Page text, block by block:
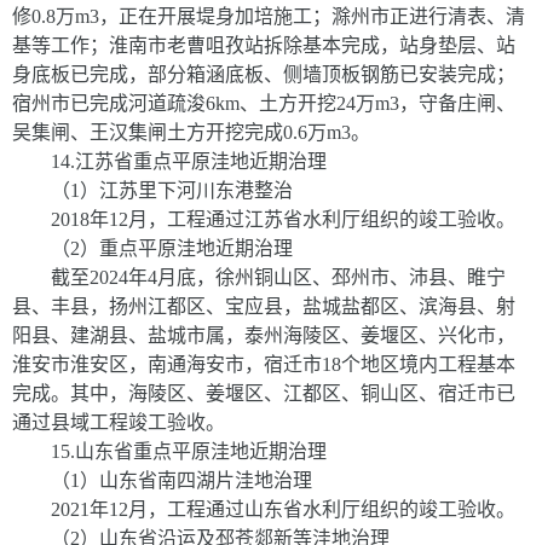
修0.8万m3，正在开展堤身加培施工；滁州市正进行清表、清
基等工作；淮南市老曹咀孜站拆除基本完成，站身垫层、站
身底板已完成，部分箱涵底板、侧墙顶板钢筋已安装完成；
宿州市已完成河道疏浚6km、土方开挖24万m3，守备庄闸、
吴集闸、王汉集闸土方开挖完成0.6万m3。
14.江苏省重点平原洼地近期治理
（1 ）江苏里下河川东港整治
2018年12月，工程通过江苏省水利厅组织的竣工验收。
（2）重点平原洼地近期治理
截至2024年4月底，徐州铜山区、邳州市、沛县、睢宁
县、丰县，扬州江都区、宝应县，盐城盐都区、滨海县、射
阳县、建湖县、盐城市属，泰州海陵区、姜堰区、兴化市，
淮安市淮安区，南通海安市，宿迁市18个地区境内工程基本
完成。其中，海陵区、姜堰区、江都区、铜山区、宿迁市已
通过县域工程竣工验收。
15.山东省重点平原洼地近期治理
（1 ）山东省南四湖片洼地治理
2021年12月，工程通过山东省水利厅组织的竣工验收。
（2）山东省沿运及邳苍郯新等洼地治理